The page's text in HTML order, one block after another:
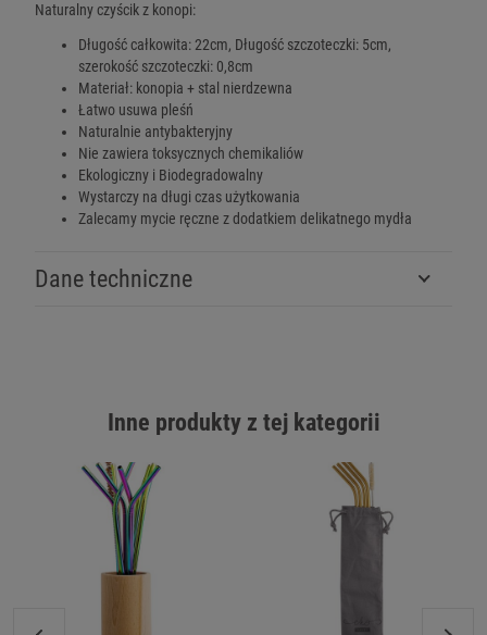
Naturalny czyścik z konopi:
Długość całkowita: 22cm, Długość szczoteczki: 5cm,
szerokość szczoteczki: 0,8cm
Materiał: konopia + stal nierdzewna
Łatwo usuwa pleśń
Naturalnie antybakteryjny
Nie zawiera toksycznych chemikaliów
Ekologiczny i Biodegradowalny
Wystarczy na długi czas użytkowania
Zalecamy mycie ręczne z dodatkiem delikatnego mydła
Dane techniczne
Inne produkty z tej kategorii